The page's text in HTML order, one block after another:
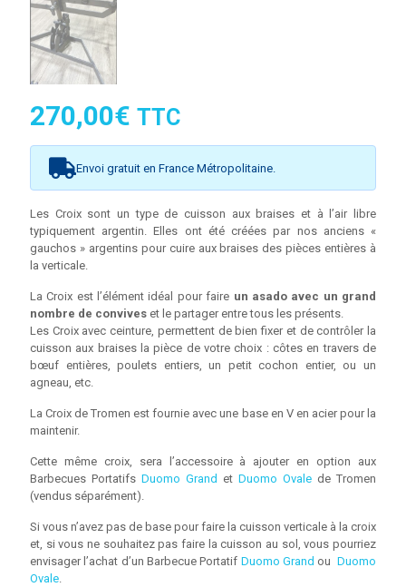
270,00€ TTC
Envoi gratuit en France Métropolitaine.
Les Croix sont un type de cuisson aux braises et à l’air libre
typiquement argentin. Elles ont été créées par nos anciens «
gauchos » argentins pour cuire aux braises des pièces entières à
la verticale.
La Croix est l’élément idéal pour faire un asado avec un grand
nombre de convives et le partager entre tous les présents.
Les Croix avec ceinture, permettent de bien fixer et de contrôler la
cuisson aux braises la pièce de votre choix : côtes en travers de
bœuf entières, poulets entiers, un petit cochon entier, ou un
agneau, etc.
La Croix de Tromen est fournie avec une base en V en acier pour la
maintenir.
Cette même croix, sera l’accessoire à ajouter en option aux
Barbecues Portatifs Duomo Grand et Duomo Ovale de Tromen
(vendus séparément).
Si vous n’avez pas de base pour faire la cuisson verticale à la croix
et, si vous ne souhaitez pas faire la cuisson au sol, vous pourriez
envisager l’achat d’un Barbecue Portatif Duomo Grand ouDuomo
Ovale.